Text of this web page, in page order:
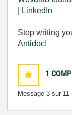
LinkedIn
Stop writing
Antidoc!
1
Message 3 sur 11